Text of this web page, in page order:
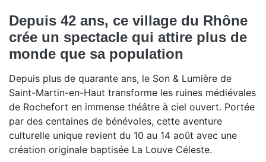
Depuis 42 ans, ce village du Rhône
crée un spectacle qui attire plus de
monde que sa population
Depuis plus de quarante ans, le Son & Lumière de
Saint-Martin-en-Haut transforme les ruines médiévales
de Rochefort en immense théâtre à ciel ouvert. Portée
par des centaines de bénévoles, cette aventure
culturelle unique revient du 10 au 14 août avec une
création originale baptisée La Louve Céleste.